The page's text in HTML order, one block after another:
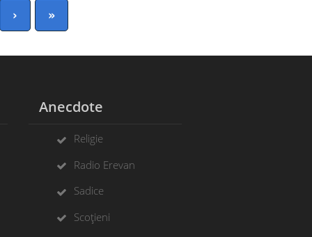
› »
Anecdote
Religie
Radio Erevan
Sadice
Scoțieni